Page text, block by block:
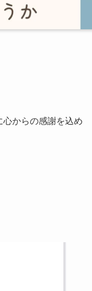
からの感謝を込め